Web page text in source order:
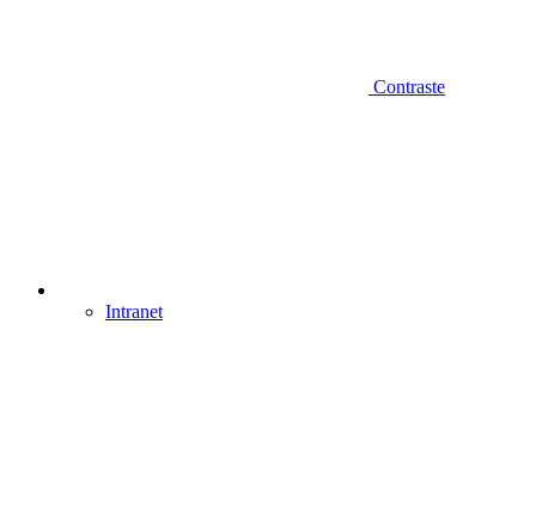
Contraste
Intranet